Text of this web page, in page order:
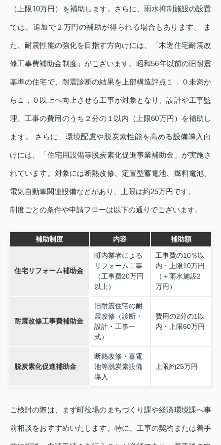
（上限10万円）を補助します。さらに、雨水抑制施設の設置
では、追加で２万円の補助が得られる場合もあります。 ま
た、耐震性能の強化を目指す方向けには、「木造住宅耐震改
修工事費補助金制度」がございます。昭和56年以前の旧耐震
基準の住宅で、耐震診断の結果を上部構造評点１．０未満か
ら１．０以上へ向上させる工事が対象となり、設計や工事監
理、工事の費用のうち２分の１以内（上限60万円）を補助し
ます。 さらに、環境配慮や脱炭素性能を高める設備導入向
けには、「住宅用設備等脱炭素化促進事業補助金」が実施さ
れています。対象には断熱改修、定置型蓄電池、燃料電池、
電気自動車関連設備などがあり、上限は約25万円です。
制度ごとの条件や申請フローは以下の通りでございます。
補助制度 内容 補助額
住宅リフォーム補助金
町内業者による
リフォーム工事
（工事費20万円
以上）
工事費の10％以
内・上限10万円
（＋雨水施設2
万円）
耐震改修工事費補助金
旧耐震住宅の耐
震改修（診断・
設計・工事一
式）
費用の2分の1以
内・上限60万円
脱炭素化促進補助金
断熱改修・蓄電
池等脱炭素設備
導入
上限約25万円
ご検討の際は、まず町役場のまちづくり課や経済環境課へ事
前相談をおすすめいたします。特に、工事の契約または着手